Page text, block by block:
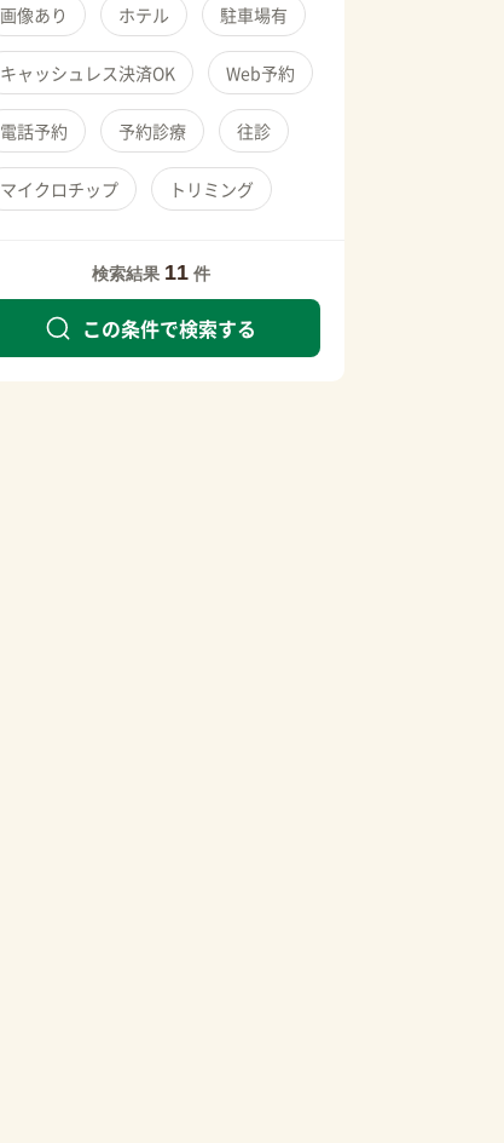
画像あり ホテル 駐車場有
キャッシュレス決済OK Web予約
電話予約 予約診療 往診
マイクロチップ トリミング
検索結果 11 件
この条件で検索する